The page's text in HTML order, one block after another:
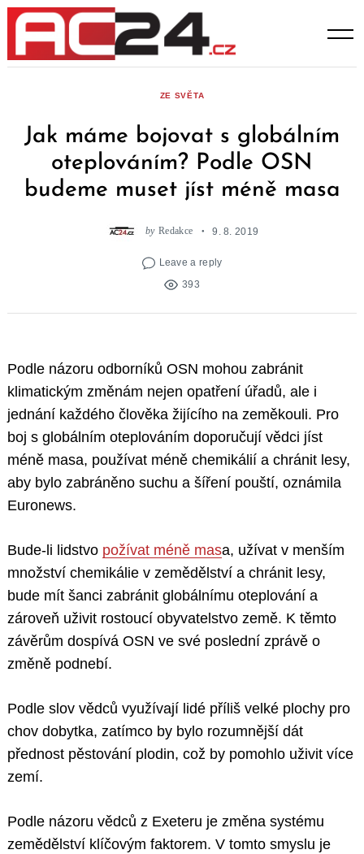
Skip
content
ZE SVĚTA
Jak máme bojovat s globálním
oteplováním? Podle OSN
budeme muset jíst méně masa
by Redakce 9. 8. 2019
Leave a reply
393
Podle názoru odborníků OSN mohou zabránit
klimatickým změnám nejen opatření úřadů, ale i
jednání každého člověka žijícího na zeměkouli. Pro
boj s globálním oteplováním doporučují vědci jíst
méně masa, používat méně chemikálií a chránit lesy,
aby bylo zabráněno suchu a šíření pouští, oznámila
Euronews.
Bude-li lidstvo požívat méně masa, užívat v menším
množství chemikálie v zemědělství a chránit lesy,
bude mít šanci zabránit globálnímu oteplování a
zároveň uživit rostoucí obyvatelstvo země. K těmto
závěrům dospívá OSN ve své poslední zprávě o
změně podnebí.
Podle slov vědců využívají lidé příliš velké plochy pro
chov dobytka, zatímco by bylo rozumnější dát
přednost pěstování plodin, což by pomohlo uživit více
zemí.
Podle názoru vědců z Exeteru je změna systému
zemědělství klíčovým faktorem. V tomto smyslu je